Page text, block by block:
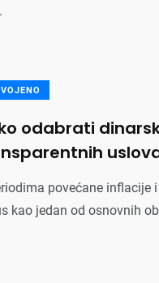
odabrati
povećane
kao jedan od osnovnih